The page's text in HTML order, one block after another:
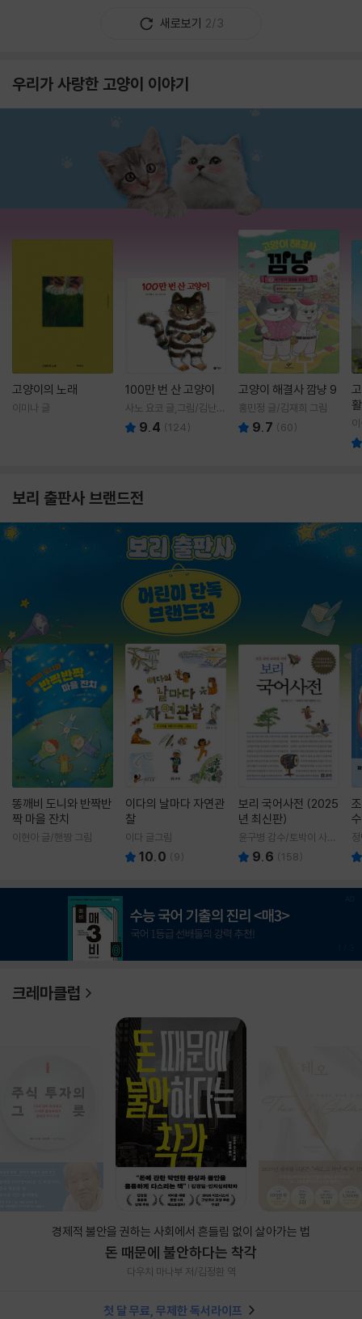
새로보기 2/3
우리가 사랑한 고양이 이야기
고양이의 노래
이미나 글
100만 번 산 고양이
사노 요코 글,그림/김난주
역 9.4 (124)
고양이 해결사 깜냥 9
홍민정 글/김재희 그림
9.7 (60)
보리 출판사 브랜드전
똥깨비 도니와 반짝반
짝 마을 잔치
이현아 글/핸짱 그림
이다의 날마다 자연관
찰
이다 글그림
10.0 (9)
보리 국어사전 (2025
년 최신판)
윤구병 감수/토박이 사전
편찬실 편
9.6 (158)
크레마클럽
경제적 불안을 권하는 사회에서 흔들림 없이 살아가는 법
돈 때문에 불안하다는 착각
다우치 마나부 저/김정환 역
첫 달 무료, 무제한 독서라이프